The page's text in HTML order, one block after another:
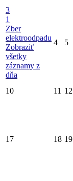
3
1
Zber
elektroodpadu
Zobraziť
všetky
záznamy z
dňa
4 5
10
11 12
17 18 19